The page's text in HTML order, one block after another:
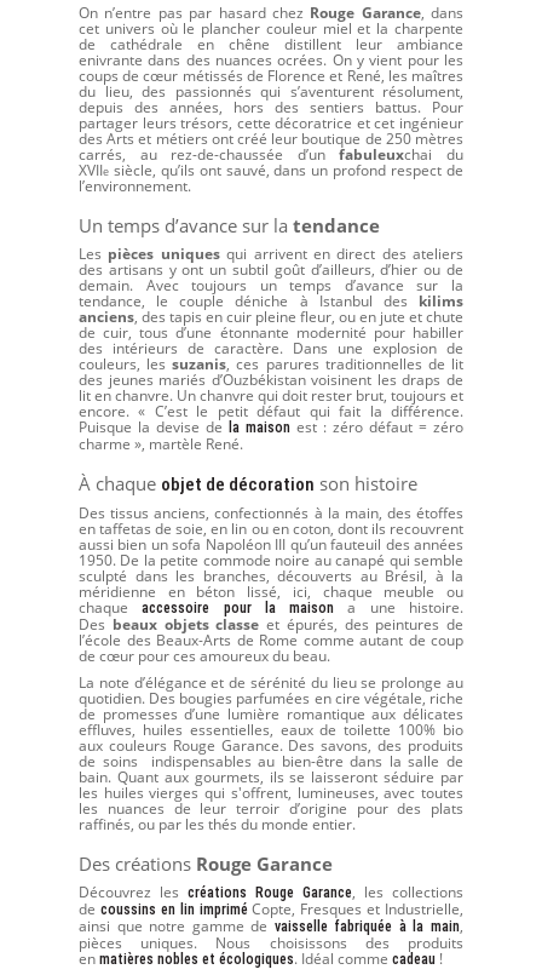
On n’entre pas par hasard chez Rouge Garance, dans
cet univers où le plancher couleur miel et la charpente
de cathédrale en chêne distillent leur ambiance
enivrante dans des nuances ocrées. On y vient pour les
coups de cœur métissés de Florence et René, les maîtres
du lieu, des passionnés qui s’aventurent résolument,
depuis des années, hors des sentiers battus. Pour
partager leurs trésors, cette décoratrice et cet ingénieur
des Arts et métiers ont créé leur boutique de 250 mètres
carrés, au rez-de-chaussée d’unfabuleuxchai du
XVIIe siècle, qu’ils ont sauvé, dans un profond respect de
l’environnement.
Un temps d’avance sur la tendance
Les pièces uniquesqui arrivent en direct des ateliers
des artisans y ont un subtil goût d’ailleurs, d’hier ou de
demain. Avec toujours un temps d’avance sur la
tendance, le couple déniche à Istanbul des kilims
anciens, des tapis en cuir pleine fleur, ou en jute et chute
de cuir, tous d’une étonnante modernité pour habiller
des intérieurs de caractère. Dans une explosion de
couleurs, lessuzanis, ces parures traditionnelles de lit
des jeunes mariés d’Ouzbékistan voisinent les draps de
lit en chanvre. Un chanvre qui doit rester brut, toujours et
encore. « C’est le petit défaut qui fait la différence.
Puisque la devise de la maison est : zéro défaut = zéro
charme », martèle René.
À chaque objet de décoration son histoire
Des tissus anciens, confectionnés à la main, des étoffes
en taffetas de soie, en lin ou en coton, dont ils recouvrent
aussi bien un sofa Napoléon III qu’un fauteuil des années
1950. De la petite commode noire au canapé qui semble
sculpté dans les branches, découverts au Brésil, à la
méridienne en béton lissé, ici, chaque meuble ou
chaqueaccessoire pour la maison
a une histoire.
Des beaux objets classe et épurés, des peintures de
l’école des Beaux-Arts de Rome comme autant de coup
de cœur pour ces amoureux du beau.
La note d’élégance et de sérénité du lieu se prolonge au
quotidien. Des bougies parfumées en cire végétale, riche
de promesses d’une lumière romantique aux délicates
effluves, huiles essentielles, eaux de toilette 100% bio
aux couleurs Rouge Garance. Des savons, des produits
de soins indispensables au bien-être dans la salle de
bain. Quant aux gourmets, ils se laisseront séduire par
les huiles vierges qui s'offrent, lumineuses, avec toutes
les nuances de leur terroir d’origine pour des plats
raffinés, ou par les thés du monde entier.
Des créations Rouge Garance
Découvrez les créations Rouge Garance, les collections
de coussins en lin imprimé Copte, Fresques et Industrielle,
ainsi que notre gamme de vaisselle fabriquée à la main,
pièces uniques. Nous choisissons des produits
en matières nobles et écologiques. Idéal comme cadeau !